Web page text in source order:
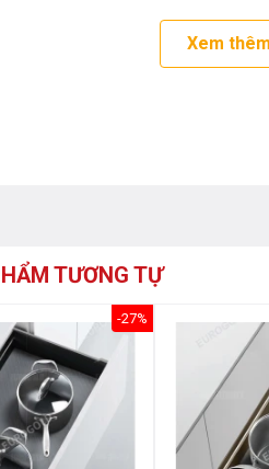
Xem
TƯƠNG TỰ
-27%